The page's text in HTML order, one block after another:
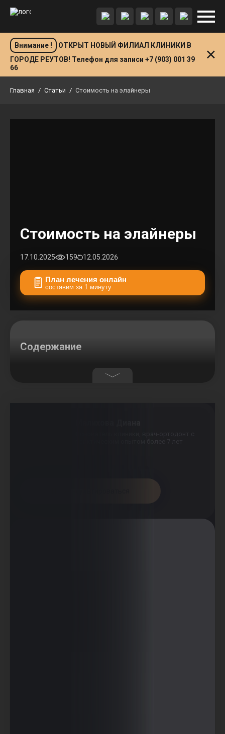
Внимание !
ОТКРЫТ НОВЫЙ ФИЛИАЛ КЛИНИКИ В
ГОРОДЕ РЕУТОВ! Телефон для записи +7 (903) 001 39
66
Главная / Статьи / Стоимость на элайнеры
Стоимость на элайнеры
17.10.2025 159 12.05.2026
План лечения онлайн
составим за 1 минуту
Содержание